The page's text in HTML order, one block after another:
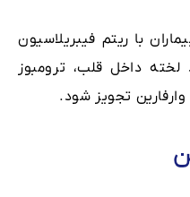
با ریتم فیبریلاسیون
لخته داخل قلب، ترومبوز
تجویز شود.